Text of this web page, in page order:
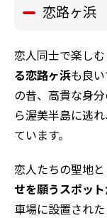
恋路ヶ浜
恋人同士で楽しむ
る恋路ヶ浜も良
の昔、高貴な身
ら渥美半島に逃
ています。
恋人たちの聖地
せを願うスポッ
車場に設置された